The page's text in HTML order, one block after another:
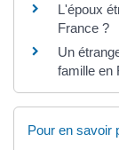
L'époux
France ?
Un
famille en
Pour en savoir